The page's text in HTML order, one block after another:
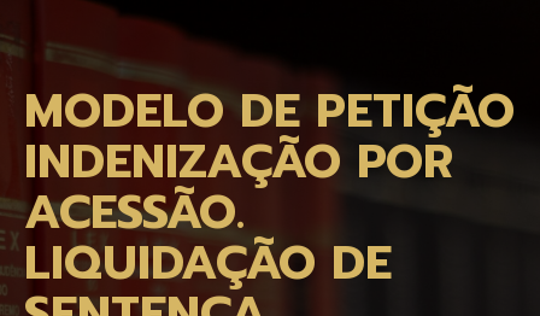
MODELO DE PETIÇÃO
INDENIZAÇÃO POR
ACESSÃO.
LIQUIDAÇÃO DE